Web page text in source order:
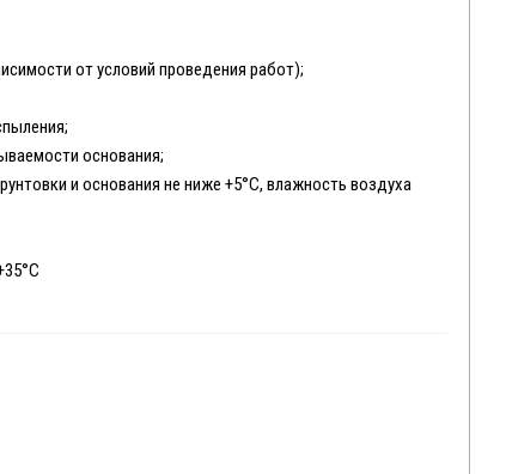
от условий проведения работ);
основания;
и основания не ниже +5°С, влажность воздуха